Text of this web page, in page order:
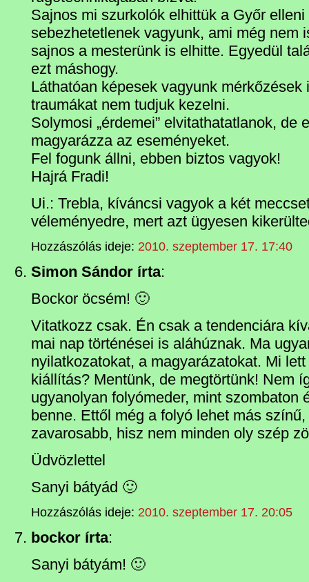
Sajnos mi szurkolók elhittük a Győr
sebezhetetlenek vagyunk, ami még nem
sajnos a mesterünk is elhitte. Egyedül
ezt máshogy.
Láthatóan képesek vagyunk mérkőzések
traumákat nem tudjuk kezelni.
Solymosi „érdemei” elvitathatatlanok, de
magyarázza az eseményeket.
Fel fogunk állni, ebben biztos vagyok!
Hajrá Fradi!
Ui.: Trebla, kíváncsi vagyok a két
véleményedre, mert azt ügyesen
Hozzászólás ideje: 2010. szeptember 17. 17:40
Simon Sándor írta:
Bockor öcsém! 🙂
Vitatkozz csak. Én csak a tendenciára
mai nap történései is aláhúznak. Ma
nyilatkozatokat, a magyarázatokat. Mi
kiállítás? Mentünk, de megtörtünk! Nem
ugyanolyan folyómeder, mint szombaton
benne. Ettől még a folyó lehet más
zavarosabb, hisz nem minden oly szép
Üdvözlettel
Sanyi bátyád 🙂
Hozzászólás ideje: 2010. szeptember 17. 20:05
bockor írta:
Sanyi bátyám! 🙂